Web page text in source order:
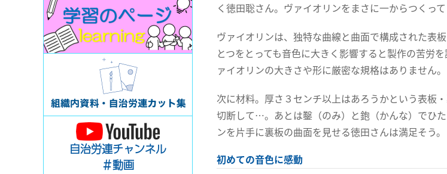
自治労連チャンネル
＃動画
く徳田聡さん。ヴァイオリンをまさに一からつくって
ヴァイオリンは、独特な曲線と曲面で構成された表
とつをとっても音色に大きく影響すると製作の苦労
ァイオリンの大きさや形に厳密な規格はありません
次に材料。厚さ３センチ以上はあろうかという表板
切断して…。あとは鑿（のみ）と鉋（かんな）でひ
ンを片手に裏板の曲面を見せる徳田さんは満足そう。
初めての音色に感動